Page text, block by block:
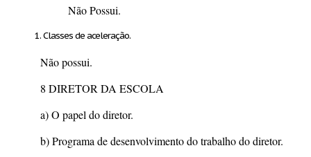
Não Possui.
Classes de aceleração.
Não possui.
8 DIRETOR DA ESCOLA
a) O papel do diretor.
b) Programa de desenvolvimento do trabalho do diretor.